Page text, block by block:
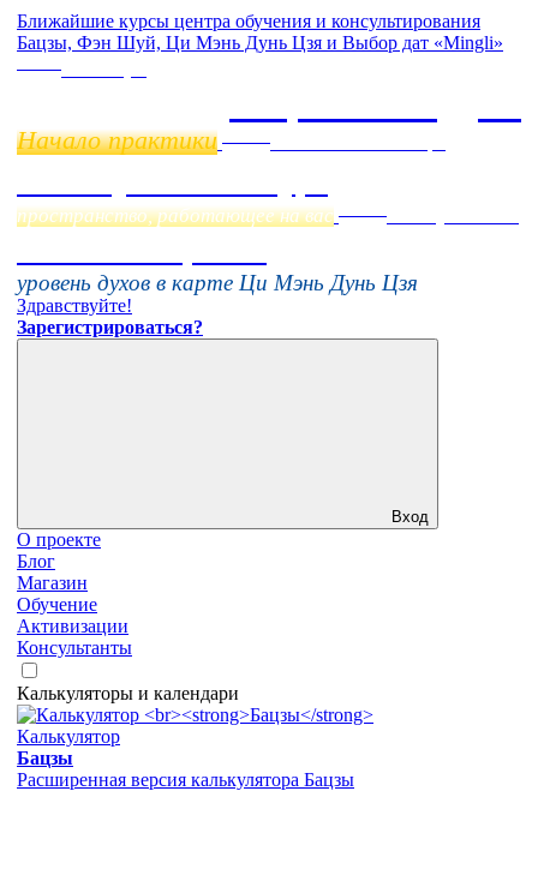
Ближайшие курсы центра обучения и консультирования
Бацзы, Фэн Шуй, Ци Мэнь Дунь Цзя и Выбор дат «Mingli»
Начало практики
пространство, работающее на вас
уровень духов в карте Ци Мэнь Дунь Цзя
Здравствуйте!
Зарегистрироваться?
Вход
О проекте
Блог
Магазин
Обучение
Активизации
Консультанты
Калькуляторы и календари
Калькулятор
Бацзы
Расширенная версия калькулятора Бацзы